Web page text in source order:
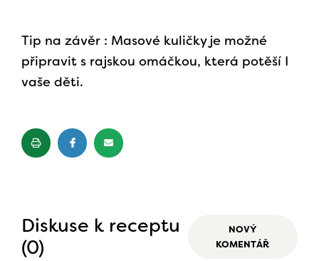
Tip na závěr : Masové kuličky je možné
připravit s rajskou omáčkou, která potěší I
vaše děti.
Diskuse k receptu
(0)
NOVÝ
KOMENTÁŘ